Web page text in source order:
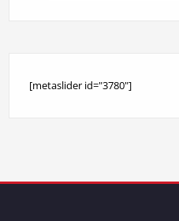
[metaslider id="3780"]